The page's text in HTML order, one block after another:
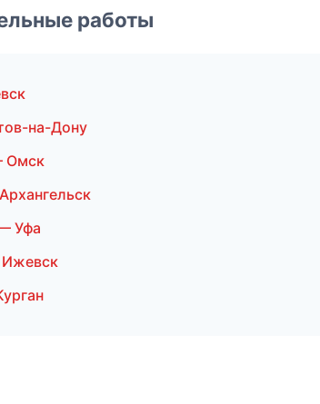
работы
на-Дону
Омск
Уфа